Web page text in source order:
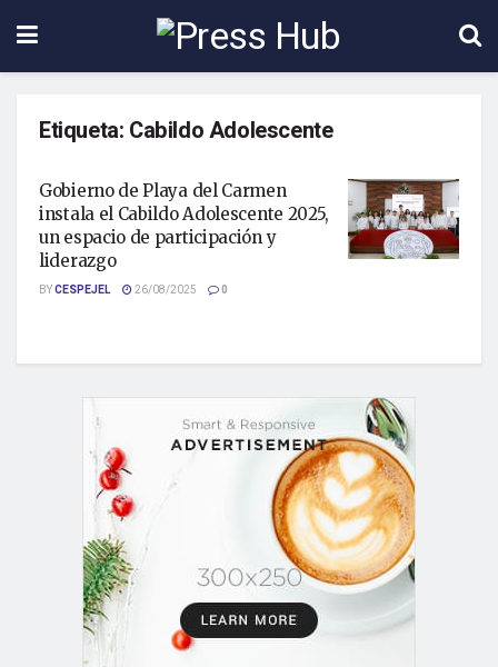
Etiqueta: Cabildo Adolescente
Gobierno de Playa del Carmen
instala el Cabildo Adolescente 2025,
un espacio de participación y
liderazgo
BYCESPEJEL 26/08/2025 0